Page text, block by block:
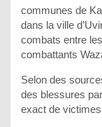
communes de
dans la ville
combats entre
combattants
Selon des
des blessures
exact de victimes